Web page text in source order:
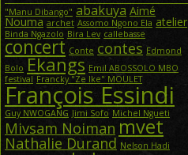
"Manu Dibango" abakuya Aimé
Nouma archet Assomo Ngono Ela atelier
Binda Ngazolo Bira Lev callebasse
concert Conte contes Edmond
Bolo Ekangs Emil ABOSSOLO MBO
festival Francky "Ze Ike" MOULET
François Essindi
Guy NWOGANG Jimi Sofo Michel Ngueti
Mivsam Noiman mvet
Nathalie Durand Nelson Hadi